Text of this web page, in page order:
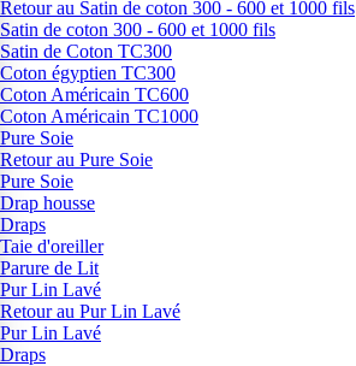
Retour au Satin de coton 300 - 600 et 1000 fils
Satin de coton 300 - 600 et 1000 fils
Satin de Coton TC300
Coton égyptien TC300
Coton Américain TC600
Coton Américain TC1000
Pure Soie
Retour au Pure Soie
Pure Soie
Drap housse
Draps
Taie d'oreiller
Parure de Lit
Pur Lin Lavé
Retour au Pur Lin Lavé
Pur Lin Lavé
Draps